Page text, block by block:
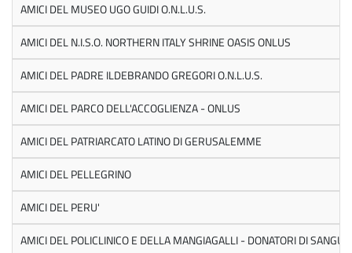
AMICI DEL MUSEO UGO GUIDI O.N.L.U.S.
AMICI DEL N.I.S.O. NORTHERN ITALY SHRINE OASIS ONLUS
AMICI DEL PADRE ILDEBRANDO GREGORI O.N.L.U.S.
AMICI DEL PARCO DELL'ACCOGLIENZA - ONLUS
AMICI DEL PATRIARCATO LATINO DI GERUSALEMME
AMICI DEL PELLEGRINO
AMICI DEL PERU'
AMICI DEL POLICLINICO E DELLA MANGIAGALLI - DONATORI DI